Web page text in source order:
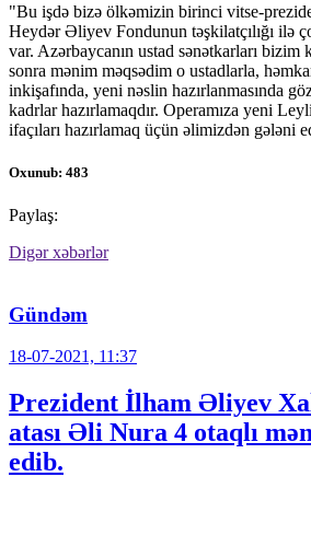
"Bu işdə bizə ölkəmizin birinci vitse-
Heydər Əliyev Fondunun təşkilatçılığı ilə
var. Azərbaycanın ustad sənətkarları bizim
sonra mənim məqsədim o ustadlarla,
inkişafında, yeni nəslin hazırlanmasında
kadrlar hazırlamaqdır. Operamıza yeni
ifaçıları hazırlamaq üçün əlimizdən gələni
Oxunub: 483
Paylaş:
Digər xəbərlər
Gündəm
18-07-2021, 11:37
Prezident İlham Əliyev
atası Əli Nura 4 otaqlı
edib.